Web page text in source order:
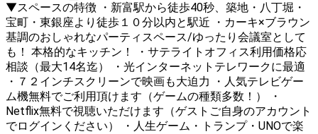
▼スペースの特徴 ・新富駅から徒歩40秒、築地・八丁堀・
宝町・東銀座より徒歩１０分以内と駅近 ・カーキ×ブラウン
基調のおしゃれなパーティスペース/ゆったり会議室として
も！ 本格的なキッチン！ ・サテライトオフィス利用価格応
相談（最大14名迄） ・光インターネットテレワークに最適
・７２インチスクリーンで映画も大迫力 ・人気テレビゲー
ム機無料でご利用頂けます（ゲームの種類多数！） ・
Netflix無料で視聴いただけます（ゲストご自身のアカウント
でログインください） ・人生ゲーム・トランプ・UNOで楽